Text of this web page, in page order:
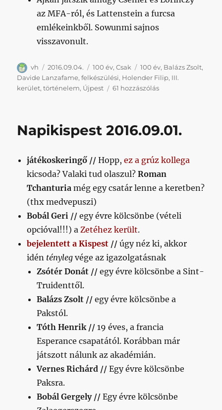
az MFA-ról, és Lattenstein a furcsa
emlékeinkből. Sowunmi sajnos
visszavonult.
Szerző
vh Közzétéve
2016.09.04. Kategória
100 év,Csak Címke
100 év, Balázs Zsolt,
Davide Lanzafame,felkészülési, Holender Filip, III.
kerület,történelem, Újpest 61 hozzászólás100
napja
bejegyzéshez
Napikispest 2016.09.01.
játékoskeringő //Hopp,ez a grúz kollega
kicsoda? Valaki tud olaszul?Roman
Tchanturia még egy csatár lenne a keretben?
(thx medvepuszi)
Bobál Geri //egy évre kölcsönbe (vételi
opcióval!!!) a Zetéhez került.
bejelentett a Kispest //úgy néz ki, akkor
idén tényleg vége az igazolgatásnak
Zsótér Donát //egy évre kölcsönbe a Sint-
Truidenttől.
Balázs Zsolt // egy évre kölcsönbe a
Pakstól.
Tóth Henrik //19 éves, a francia
Esperance csapatától. Korábban már
játszott nálunk az akadémián.
Vernes Richárd // Egy évre kölcsönbe
Paksra.
Bobál Gergely //Egy évre kölcsönbe